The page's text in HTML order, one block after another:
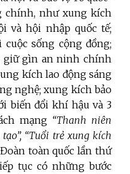
chính, như xung kích
và hội nhập quốc tế;
sống cộng đồng;
giữ gìn an ninh chính
kích lao động sáng
nghệ; xung kích bảo
biến đổi khí hậu và 3
mạng “Thanh niên
“Tuổi trẻ xung kích
toàn quốc lần thứ
tục có những bước